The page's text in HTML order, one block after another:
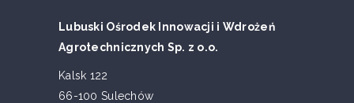
Lubuski Ośrodek Innowacji i Wdrożeń
Agrotechnicznych Sp. z o.o.
Kalsk 122
66-100 Sulechów